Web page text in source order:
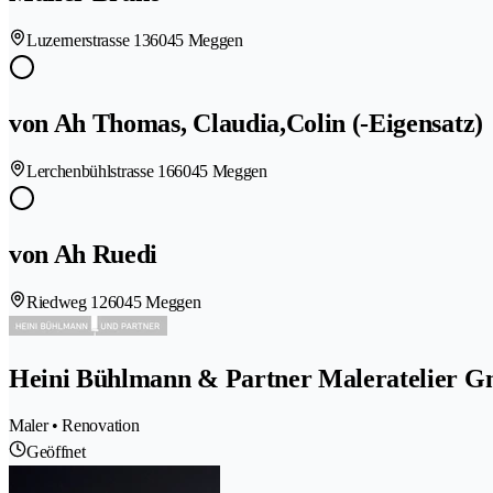
Luzernerstrasse 136045 Meggen
von Ah Thomas, Claudia,Colin (-Eigensatz)
Lerchenbühlstrasse 166045 Meggen
von Ah Ruedi
Riedweg 126045 Meggen
Heini Bühlmann & Partner Maleratelier
Maler • Renovation
Geöffnet